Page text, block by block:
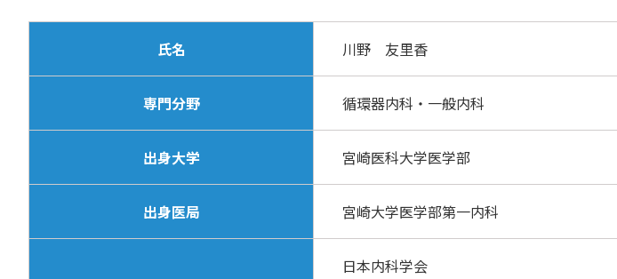
氏名 川野 友里香
専門分野 循環器内科・一般内科
出身大学 宮崎医科大学医学部
出身医局 宮崎大学医学部第一内科
日本内科学会